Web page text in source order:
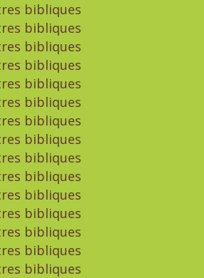
bibliques
bibliques
bibliques
bibliques
bibliques
bibliques
bibliques
bibliques
bibliques
bibliques
bibliques
bibliques
bibliques
bibliques
bibliques